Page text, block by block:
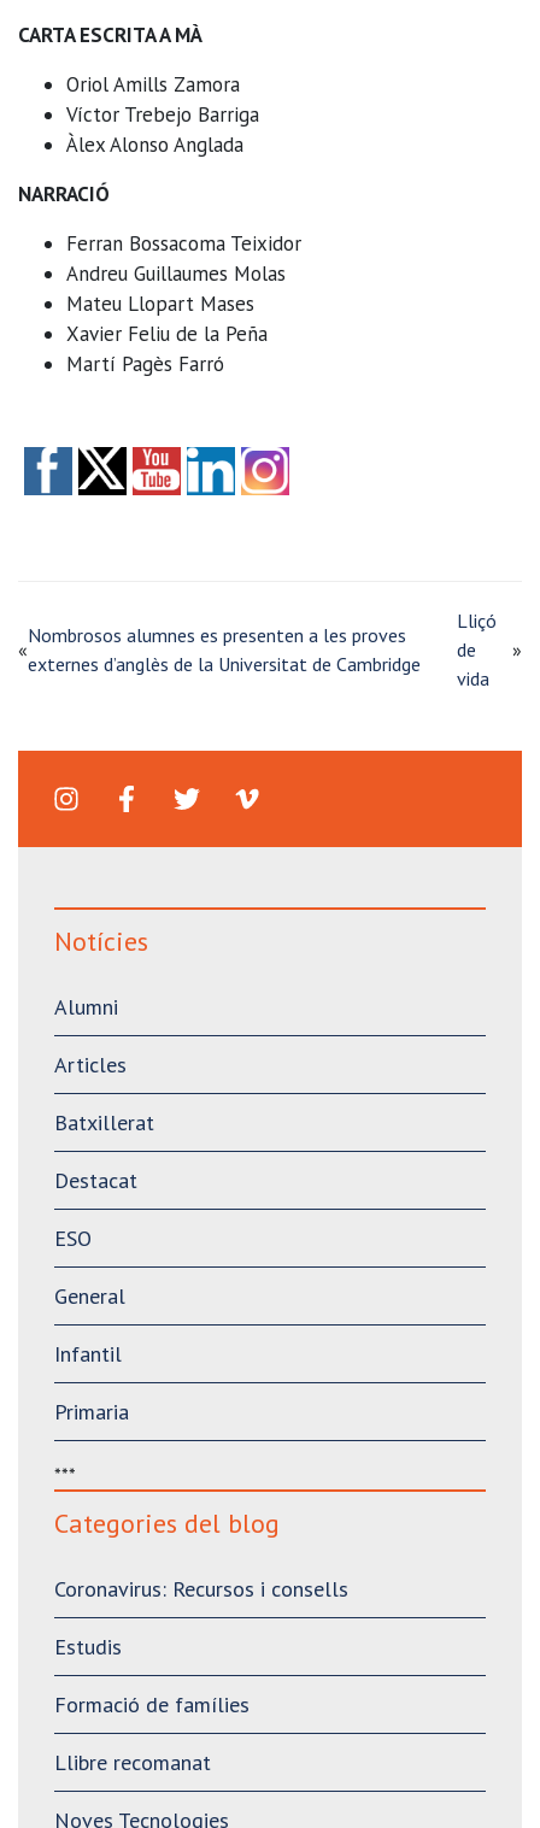
CARTA ESCRITA A MÀ
Oriol Amills Zamora
Víctor Trebejo Barriga
Àlex Alonso Anglada
NARRACIÓ
Ferran Bossacoma Teixidor
Andreu Guillaumes Molas
Mateu Llopart Mases
Xavier Feliu de la Peña
Martí Pagès Farró
«
Nombrosos alumnes es presenten a les proves
externes d’anglès de la Universitat de Cambridge
Lliçó
de
vida
»
Notícies
Alumni
Articles
Batxillerat
Destacat
ESO
General
Infantil
Primaria
***
Categories del blog
Coronavirus: Recursos i consells
Estudis
Formació de famílies
Llibre recomanat
Noves Tecnologies